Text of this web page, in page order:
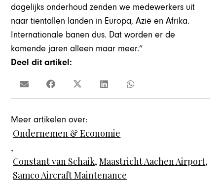
dagelijks onderhoud zenden we medewerkers uit
naar tientallen landen in Europa, Azië en Afrika.
Internationale banen dus. Dat worden er de
komende jaren alleen maar meer.”
Deel dit artikel:
Meer artikelen over:
Ondernemen & Economie
,
Constant van Schaik,Maastricht Aachen Airport,
Samco Aircraft Maintenance